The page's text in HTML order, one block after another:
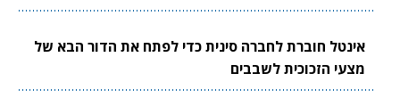
אינטל חוברת לחברה סינית כדי לפתח את הדור הבא של
מצעי הזכוכית לשבבים